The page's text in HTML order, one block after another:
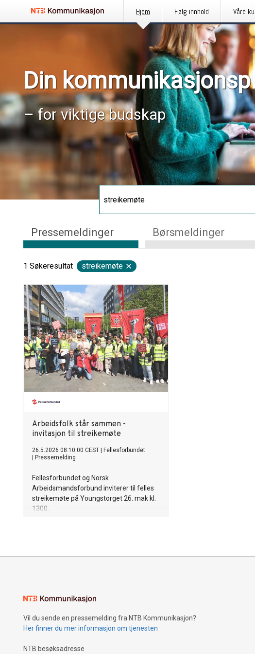
Hjem Følg innhold Våre
Din
– for viktige budskap
Pressemeldinger Børsmeldinger
1 Søkeresultat streikemøte
Arbeidsfolk står sammen -
invitasjon til streikemøte
26.5.2026 08:10:00 CEST
Fellesforbundet
Pressemelding
Fellesforbundet og Norsk
Arbeidsmandsforbund inviterer til felles
streikemøte på Youngstorget 26. mak kl.
1300.
Vil du sende en pressemelding fra NTB Kommunikasjon?
Her finner du mer informasjon om tjenesten
NTB besøksadresse